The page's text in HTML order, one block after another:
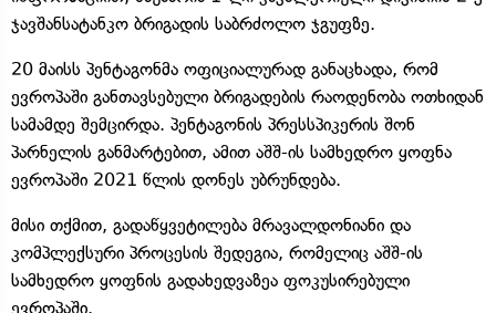
ჯავშანსატანკო ბრიგადის საბრძოლო ჯგუფზე.
20 მაისს პენტაგონმა ოფიციალურად განაცხადა, რომ
ევროპაში განთავსებული ბრიგადების რაოდენობა ოთხიდან
სამამდე შემცირდა. პენტაგონის პრესსპიკერის შონ
პარნელის განმარტებით, ამით აშშ-ის სამხედრო ყოფნა
ევროპაში 2021 წლის დონეს უბრუნდება.
მისი თქმით, გადაწყვეტილება მრავალდონიანი და
კომპლექსური პროცესის შედეგია, რომელიც აშშ-ის
სამხედრო ყოფნის გადახედვაზეა ფოკუსირებული
ევროპაში.